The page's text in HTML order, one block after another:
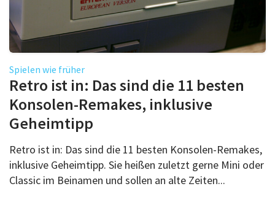
Spielen wie früher
Retro ist in: Das sind die 11 besten
Konsolen-Remakes, inklusive
Geheimtipp
Retro ist in: Das sind die 11 besten Konsolen-Remakes,
inklusive Geheimtipp. Sie heißen zuletzt gerne Mini oder
Classic im Beinamen und sollen an alte Zeiten...